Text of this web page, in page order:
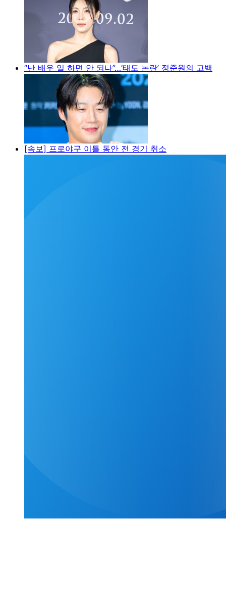
“난 배우 일 하면 안 되나”…‘태도 논란’ 정준원의 고백
[속보] 프로야구 이틀 동안 전 경기 취소